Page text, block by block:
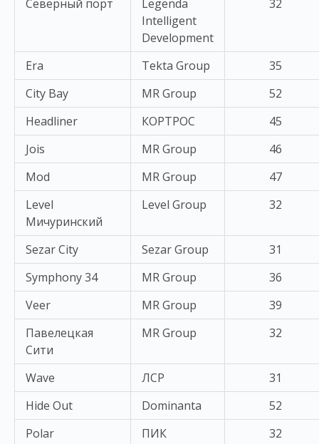
Северный порт
Legenda
Intelligent
Development
32
Era Tekta Group
35
City Bay
MR Group
52
Headliner
КОРТРОС
45
Jois
MR Group
46
Mod
MR Group
47
Level
Мичуринский
Level Group 32
Sezar City Sezar Group
31
Symphony 34
MR Group
36
Veer
MR Group
39
Павелецкая
Сити
MR Group 32
Wave ЛСР
31
Hide Out
Dominanta
52
Polar
ПИК 32